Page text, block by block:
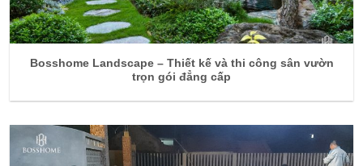
Bosshome Landscape – Thiết kế và thi công sân vườn
trọn gói đẳng cấp